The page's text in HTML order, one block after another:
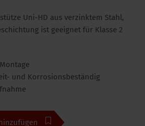
Uni-HD aus verzinktem Stahl,
ist geeignet für Klasse 2
und Korrosionsbeständig